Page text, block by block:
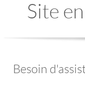
Site
Besoin